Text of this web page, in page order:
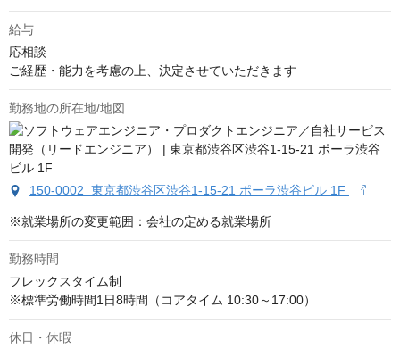
給与
応相談
ご経歴・能力を考慮の上、決定させていただきます
勤務地の所在地/地図
150-0002 東京都渋谷区渋谷1-15-21 ポーラ渋谷ビル 1F
※就業場所の変更範囲：会社の定める就業場所
勤務時間
フレックスタイム制
※標準労働時間1日8時間（コアタイム 10:30～17:00）
休日・休暇